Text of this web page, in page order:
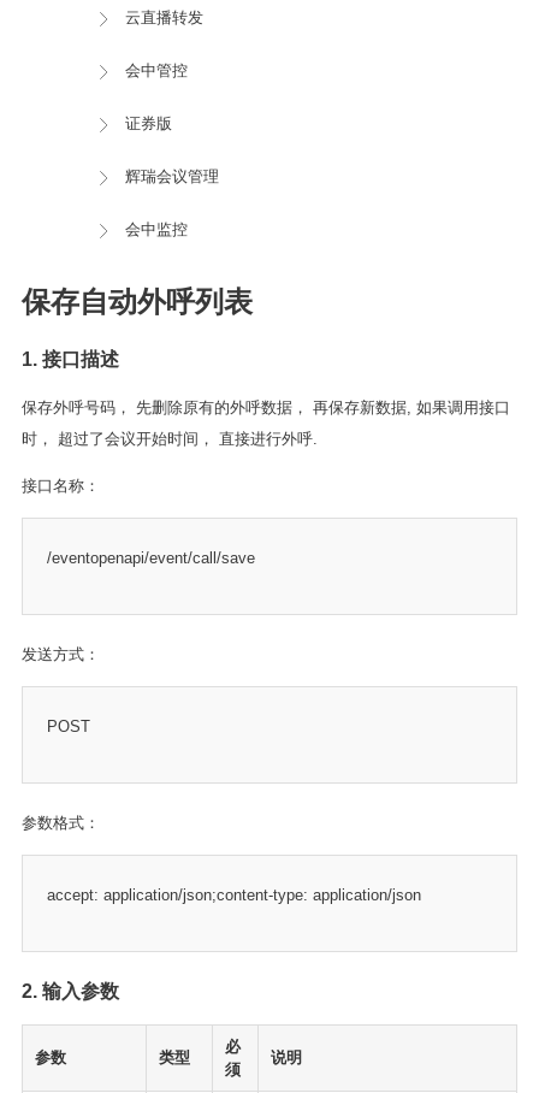
云直播转发
会中管控
证券版
辉瑞会议管理
会中监控
保存自动外呼列表
1. 接口描述
保存外呼号码， 先删除原有的外呼数据， 再保存新数据, 如果调用接口
时， 超过了会议开始时间， 直接进行外呼.
接口名称：
/eventopenapi/event/call/save
发送方式：
POST
参数格式：
accept: application/json;content-type: application/json
2. 输入参数
参数 类型
必
须
说明